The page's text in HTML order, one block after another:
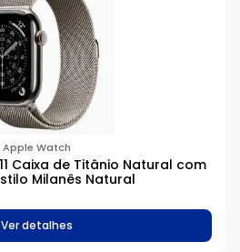
Apple Watch
Caixa de Titânio Natural com
Milanês Natural
Ver detalhes